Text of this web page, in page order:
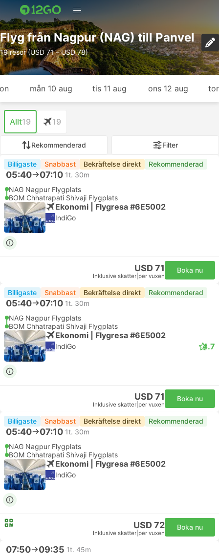
Flyg från Nagpur (NAG) till Panvel
19 resor (USD 71 – USD 78)
mån 10 aug tis 11 aug ons 12 aug
Allt19 19
Rekommenderad Filter
Billigaste Snabbast Bekräftelse direkt Rekommenderad
05:40 07:10 1t. 30m
NAG Nagpur Flygplats
BOM Chhatrapati Shivaji Flygplats
Ekonomi | Flygresa #6E5002
IndiGo
USD 71
Inklusive skatter per vuxen
Boka nu
Billigaste Snabbast Bekräftelse direkt Rekommenderad
05:40 07:10 1t. 30m
NAG Nagpur Flygplats
BOM Chhatrapati Shivaji Flygplats
Ekonomi | Flygresa #6E5002
IndiGo 4.7
USD 71
Inklusive skatter per vuxen
Boka nu
Billigaste Snabbast Bekräftelse direkt Rekommenderad
05:40 07:10 1t. 30m
NAG Nagpur Flygplats
BOM Chhatrapati Shivaji Flygplats
Ekonomi | Flygresa #6E5002
IndiGo
USD 72
Inklusive skatter per vuxen
Boka nu
07:50 09:35 1t. 45m